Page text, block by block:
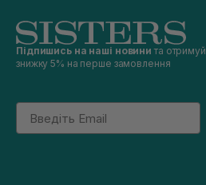
Підпишись на наші новини та отримуй
знижку 5% на перше замовлення
Email